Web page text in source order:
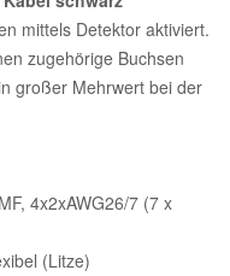
mittels Detektor aktiviert.
zugehörige Buchsen
großer Mehrwert bei der
4x2xAWG26/7 (7 x
(Litze)